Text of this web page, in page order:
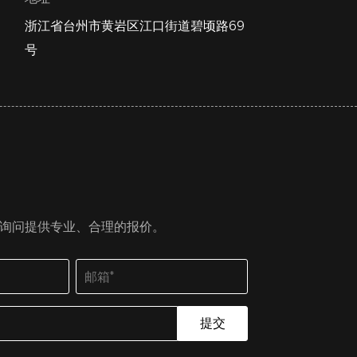
浙江省台州市黄岩区江口街道碧顷路69
号
问提供专业、合理的报价。